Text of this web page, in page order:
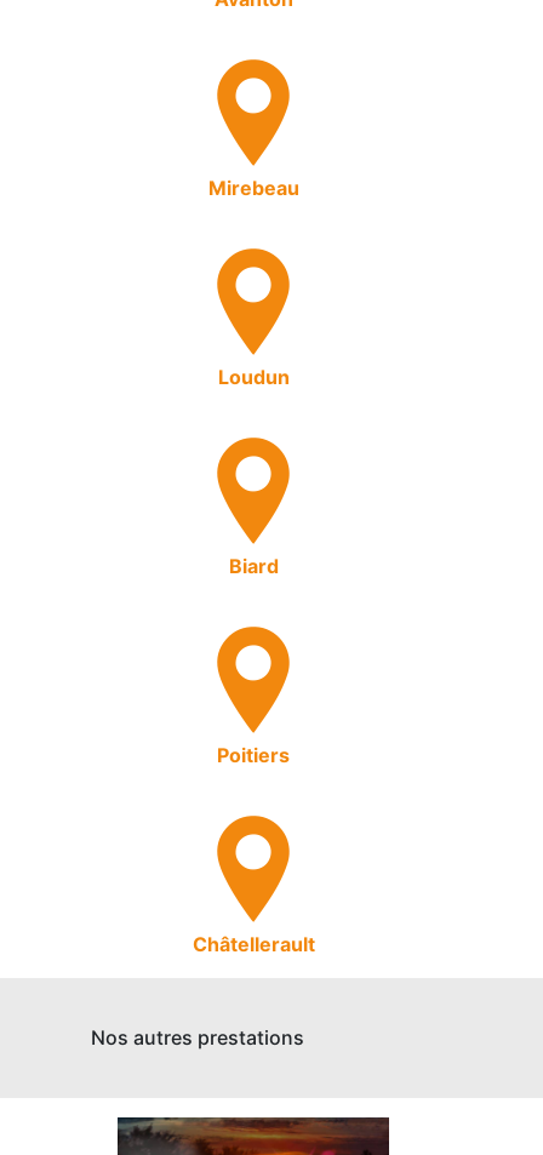
Mirebeau
Loudun
Biard
Poitiers
Châtellerault
Nos autres prestations